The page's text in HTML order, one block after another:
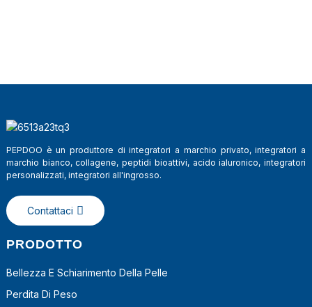
PEPDOO è un produttore di integratori a marchio privato, integratori a
marchio bianco, collagene, peptidi bioattivi, acido ialuronico, integratori
personalizzati, integratori all'ingrosso.
Contattaci
PRODOTTO
Bellezza E Schiarimento Della Pelle
Perdita Di Peso